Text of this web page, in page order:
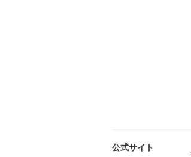
公式サイト